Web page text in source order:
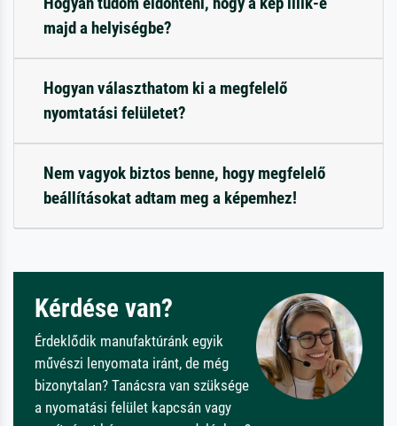
majd a helyiségbe?
Hogyan választhatom ki a megfelelő
nyomtatási felületet?
Nem vagyok biztos benne, hogy megfelelő
beállításokat adtam meg a képemhez!
Kérdése van?
Érdeklődik manufaktúránk egyik
művészi lenyomata iránt, de még
bizonytalan? Tanácsra van szüksége
a nyomatási felület kapcsán vagy